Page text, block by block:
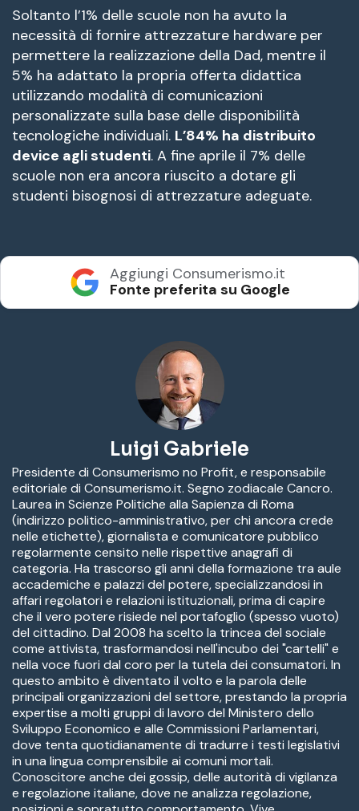
Soltanto l’1% delle scuole non ha avuto la
necessità di fornire attrezzature hardware per
permettere la realizzazione della Dad, mentre il
5% ha adattato la propria offerta didattica
utilizzando modalità di comunicazioni
personalizzate sulla base delle disponibilità
tecnologiche individuali. L’84% ha distribuito
device agli studenti. A fine aprile il 7% delle
scuole non era ancora riuscito a dotare gli
studenti bisognosi di attrezzature adeguate.
Aggiungi Consumerismo.it
Fonte preferita su Google
Luigi Gabriele
Presidente di Consumerismo no Profit, e responsabile
editoriale di Consumerismo.it. Segno zodiacale Cancro.
Laurea in Scienze Politiche alla Sapienza di Roma
(indirizzo politico-amministrativo, per chi ancora crede
nelle etichette), giornalista e comunicatore pubblico
regolarmente censito nelle rispettive anagrafi di
categoria. Ha trascorso gli anni della formazione tra aule
accademiche e palazzi del potere, specializzandosi in
affari regolatori e relazioni istituzionali, prima di capire
che il vero potere risiede nel portafoglio (spesso vuoto)
del cittadino. Dal 2008 ha scelto la trincea del sociale
come attivista, trasformandosi nell'incubo dei "cartelli" e
nella voce fuori dal coro per la tutela dei consumatori. In
questo ambito è diventato il volto e la parola delle
principali organizzazioni del settore, prestando la propria
expertise a molti gruppi di lavoro del Ministero dello
Sviluppo Economico e alle Commissioni Parlamentari,
dove tenta quotidianamente di tradurre i testi legislativi
in una lingua comprensibile ai comuni mortali.
Conoscitore anche dei gossip, delle autorità di vigilanza
e regolazione italiane, dove ne analizza regolazione,